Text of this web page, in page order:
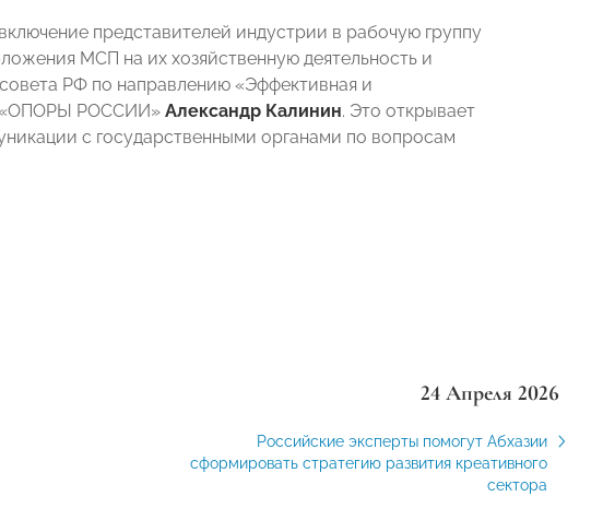
представителей индустрии в рабочую группу
МСП на их хозяйственную деятельность и
РФ по направлению «Эффективная и
«ОПОРЫ РОССИИ» Александр Калинин. Это открывает
с государственными органами по вопросам
24 Апреля 2026
Российские эксперты помогут Абхазии
сформировать стратегию развития креативного
сектора